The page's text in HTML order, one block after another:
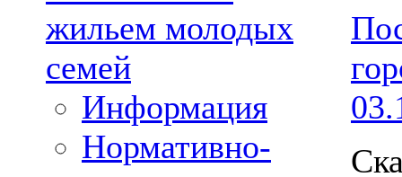
жильем молодых
семей
Информация
Нормативно-